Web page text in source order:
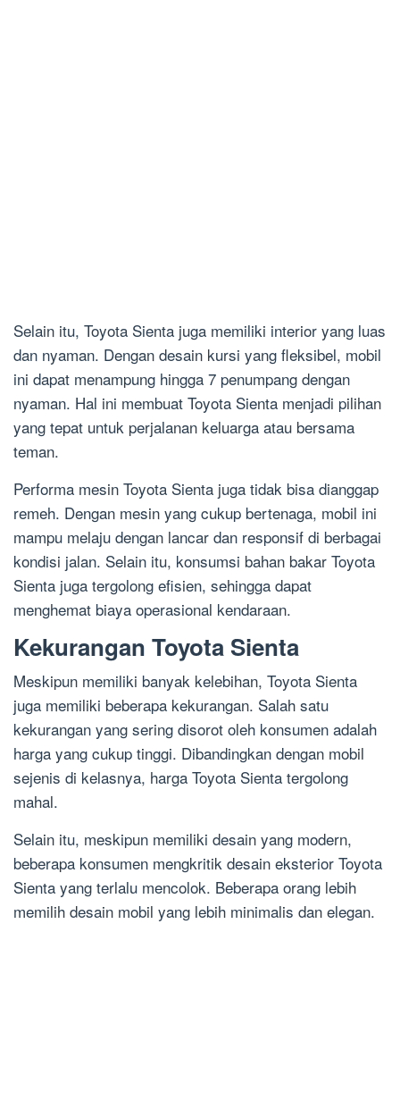
Selain itu, Toyota Sienta juga memiliki interior yang luas
dan nyaman. Dengan desain kursi yang fleksibel, mobil
ini dapat menampung hingga 7 penumpang dengan
nyaman. Hal ini membuat Toyota Sienta menjadi pilihan
yang tepat untuk perjalanan keluarga atau bersama
teman.
Performa mesin Toyota Sienta juga tidak bisa dianggap
remeh. Dengan mesin yang cukup bertenaga, mobil ini
mampu melaju dengan lancar dan responsif di berbagai
kondisi jalan. Selain itu, konsumsi bahan bakar Toyota
Sienta juga tergolong efisien, sehingga dapat
menghemat biaya operasional kendaraan.
Kekurangan Toyota Sienta
Meskipun memiliki banyak kelebihan, Toyota Sienta
juga memiliki beberapa kekurangan. Salah satu
kekurangan yang sering disorot oleh konsumen adalah
harga yang cukup tinggi. Dibandingkan dengan mobil
sejenis di kelasnya, harga Toyota Sienta tergolong
mahal.
Selain itu, meskipun memiliki desain yang modern,
beberapa konsumen mengkritik desain eksterior Toyota
Sienta yang terlalu mencolok. Beberapa orang lebih
memilih desain mobil yang lebih minimalis dan elegan.